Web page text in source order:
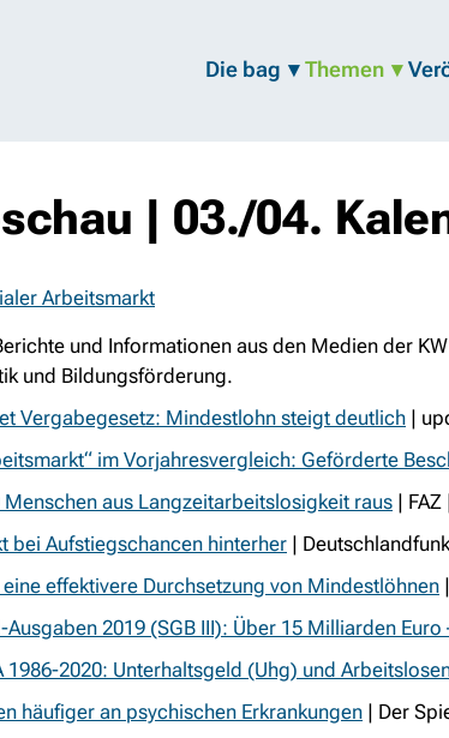
Die bag Themen
| 03./04.
Arbeitsmarkt
und Informationen aus den Medien der
und Bildungsförderung.
Vergabegesetz: Mindestlohn steigt deutlich |
im Vorjahresvergleich: Geförderte
aus Langzeitarbeitslosigkeit raus |
bei Aufstiegschancen hinterher |
effektivere Durchsetzung von Mindestlöhnen
2019 (SGB III): Über 15 Milliarden
1986-2020: Unterhaltsgeld (Uhg) und
häufiger an psychischen Erkrankungen | Der